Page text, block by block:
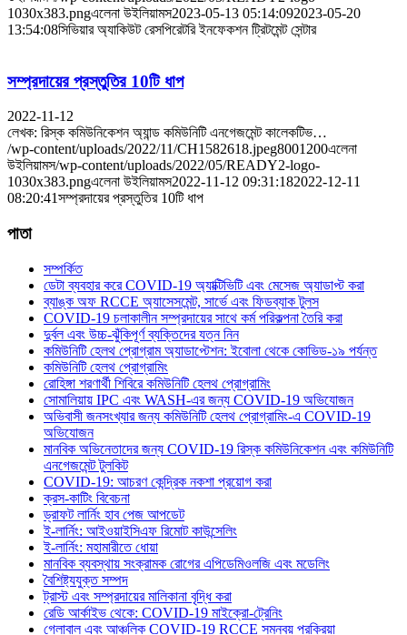
1030x383.pngএলেনা উইলিয়ামস2023-05-13 05:14:092023-05-20
13:54:08সিভিয়ার অ্যাকিউট রেসপিরেটরি ইনফেকশন ট্রিটমেন্ট সেন্টার
সম্প্রদায়ের প্রস্তুতির 10টি ধাপ
2022-11-12
লেখক: রিস্ক কমিউনিকেশন অ্যান্ড কমিউনিটি এনগেজমেন্ট কালেকটিভ…
/wp-content/uploads/2022/11/CH1582618.jpeg8001200এলেনা
উইলিয়ামস/wp-content/uploads/2022/05/READY2-logo-
1030x383.pngএলেনা উইলিয়ামস2022-11-12 09:31:182022-12-11
08:20:41সম্প্রদায়ের প্রস্তুতির 10টি ধাপ
পাতা
সম্পর্কিত
ডেটা ব্যবহার করে COVID-19 অ্যাক্টিভিটি এবং মেসেজ অ্যাডাপ্ট করা
ব্যাঙ্ক অফ RCCE অ্যাসেসমেন্ট, সার্ভে এবং ফিডব্যাক টুলস
COVID-19 চলাকালীন সম্প্রদায়ের সাথে কর্ম পরিকল্পনা তৈরি করা
দুর্বল এবং উচ্চ-ঝুঁকিপূর্ণ ব্যক্তিদের যত্ন নিন
কমিউনিটি হেলথ প্রোগ্রাম অ্যাডাপ্টেশন: ইবোলা থেকে কোভিড-১৯ পর্যন্ত
কমিউনিটি হেলথ প্রোগ্রামিং
রোহিঙ্গা শরণার্থী শিবিরে কমিউনিটি হেলথ প্রোগ্রামিং
সোমালিয়ায় IPC এবং WASH-এর জন্য COVID-19 অভিযোজন
অভিবাসী জনসংখ্যার জন্য কমিউনিটি হেলথ প্রোগ্রামিং-এ COVID-19
অভিযোজন
মানবিক অভিনেতাদের জন্য COVID-19 রিস্ক কমিউনিকেশন এবং কমিউনিটি
এনগেজমেন্ট টুলকিট
COVID-19: আচরণ কেন্দ্রিক নকশা প্রয়োগ করা
ক্রস-কাটিং বিবেচনা
ড্রাফট লার্নিং হাব পেজ আপডেট
ই-লার্নিং: আইওয়াইসিএফ রিমোট কাউন্সেলিং
ই-লার্নিং: মহামারীতে ধোয়া
মানবিক ব্যবস্থায় সংক্রামক রোগের এপিডেমিওলজি এবং মডেলিং
বৈশিষ্ট্যযুক্ত সম্পদ
ট্রাস্ট এবং সম্প্রদায়ের মালিকানা বৃদ্ধি করা
রেডি আর্কাইভ থেকে: COVID-19 মাইক্রো-ট্রেনিং
গ্লোবাল এবং আঞ্চলিক COVID-19 RCCE সমন্বয় প্রক্রিয়া